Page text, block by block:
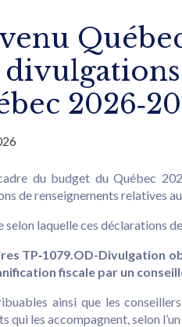
du budget du Québec
de renseignements relatives
selon laquelle ces déclarations
TP‑1079.OD-Divulgation
fiscale par un
ainsi que les
qui les accompagnent, selon